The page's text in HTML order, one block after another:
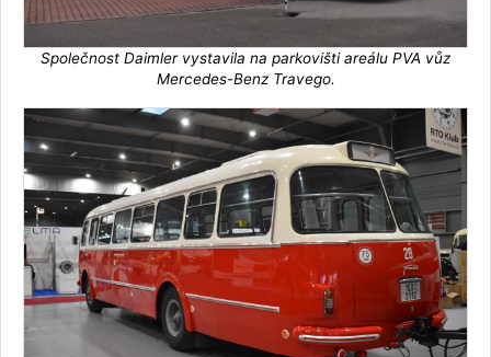
Společnost Daimler vystavila na parkovišti areálu PVA vůz
Mercedes-Benz Travego.